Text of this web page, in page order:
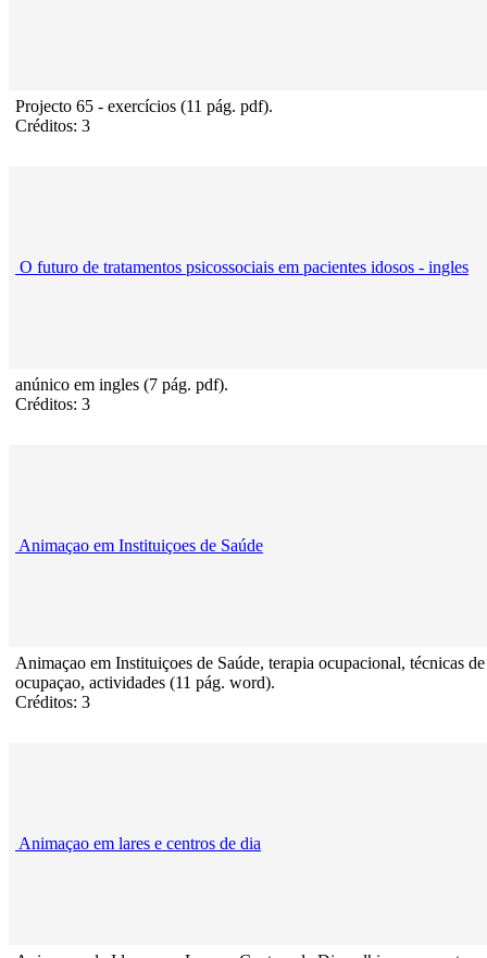
Projecto 65 - exercícios (11 pág. pdf).
Créditos: 3
O futuro de tratamentos psicossociais em pacientes idosos - ingles
anúnico em ingles (7 pág. pdf).
Créditos: 3
Animaçao em Instituiçoes de Saúde
Animaçao em Instituiçoes de Saúde, terapia ocupacional, técnicas de
ocupaçao, actividades (11 pág. word).
Créditos: 3
Animaçao em lares e centros de dia